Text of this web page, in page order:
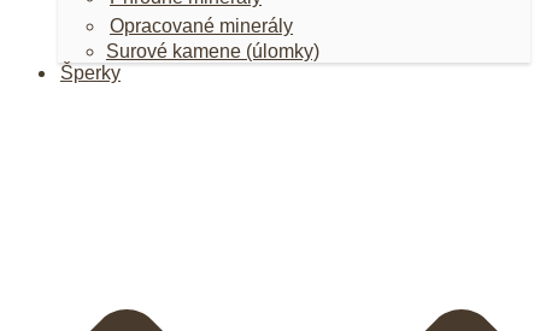
Opracované minerály
Surové kamene (úlomky)
Šperky